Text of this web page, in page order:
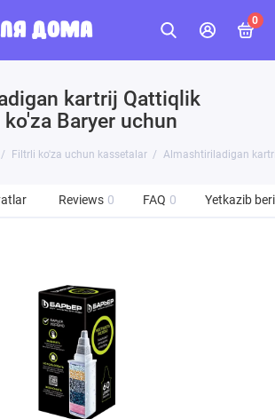
0
kartrij Qattiqlik
Baryer uchun
Filtrli ko'za uchun kassetalar Almashtiriladigan
Reviews 0 FAQ 0 Yetkazib